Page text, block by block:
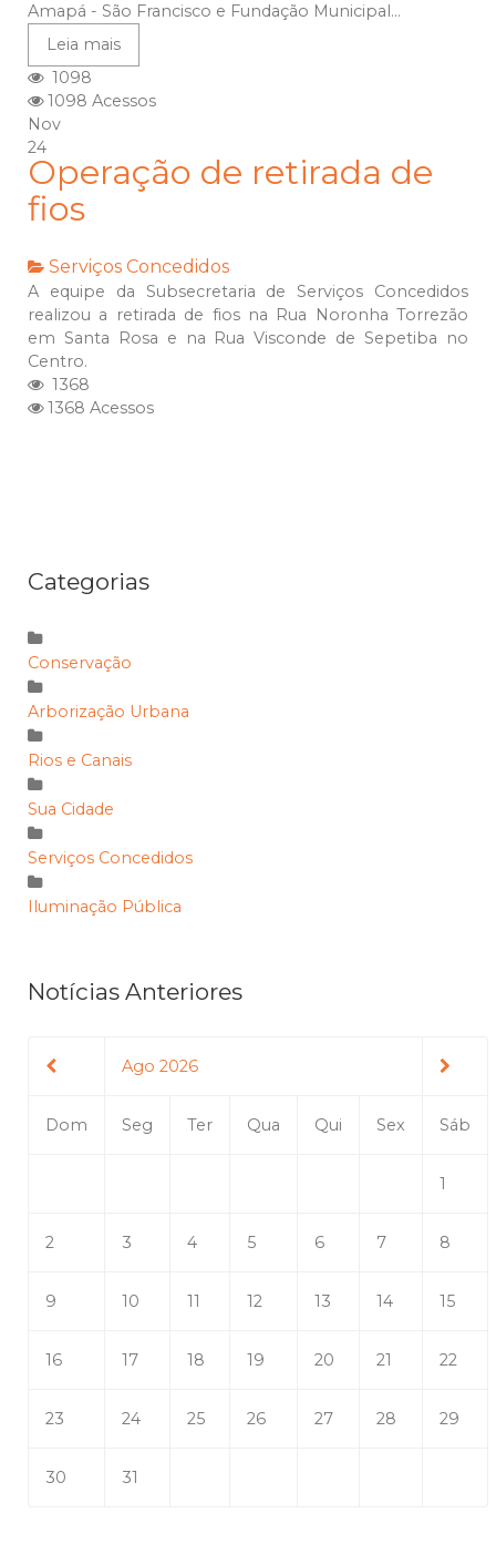
Amapá - São Francisco e Fundação Municipal...
Leia mais
1098
1098 Acessos
Nov
24
Operação de retirada de
fios
Serviços Concedidos
A equipe da Subsecretaria de Serviços Concedidos
realizou a retirada de fios na Rua Noronha Torrezão
em Santa Rosa e na Rua Visconde de Sepetiba no
Centro.
1368
1368 Acessos
Categorias
Conservação
Arborização Urbana
Rios e Canais
Sua Cidade
Serviços Concedidos
Iluminação Pública
Notícias Anteriores
Ago 2026
Dom Seg Ter Qua Qui Sex Sáb
1
2 3 4 5 6 7 8
9 10 11 12 13 14 15
16 17 18 19 20 21 22
23 24 25 26 27 28 29
30 31